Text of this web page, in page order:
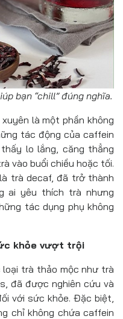
bạn “chill” đúng nghĩa.
là một phần không
tác động của caffein
lo lắng, căng thẳng
vào buổi chiều hoặc tối.
trà decaf, đã trở thành
ai yêu thích trà nhưng
tác dụng phụ không
khỏe vượt trội
loại trà thảo mộc như trà
đã được nghiên cứu và
với sức khỏe. Đặc biệt,
chỉ không chứa caffein